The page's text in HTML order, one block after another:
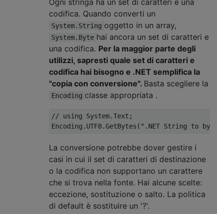
codifica. Quando converti un
System.String oggetto in un array,
System.Byte hai ancora un set di caratteri e
una codifica. Per la maggior parte degli
utilizzi, sapresti quale set di caratteri e
codifica hai bisogno e .NET semplifica la
"copia con conversione". Basta scegliere la
Encoding classe appropriata .
// using System.Text;
Encoding . UTF8.GetBytes ( ".NET String to
La conversione potrebbe dover gestire i
casi in cui il set di caratteri di destinazione
o la codifica non supportano un carattere
che si trova nella fonte. Hai alcune scelte:
eccezione, sostituzione o salto. La politica
di default è sostituire un '?'.